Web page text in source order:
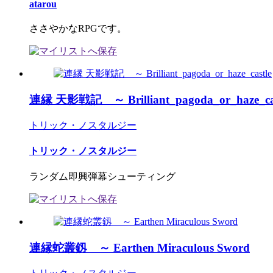
atarou
ささやかなRPGです。
連縁 天影戦記 ～
トリック・ノスタルジー
トリック・ノスタルジー
ランダム即興弾幕シューティング
連縁蛇叢釼 ～ Earthen Miraculous Sword